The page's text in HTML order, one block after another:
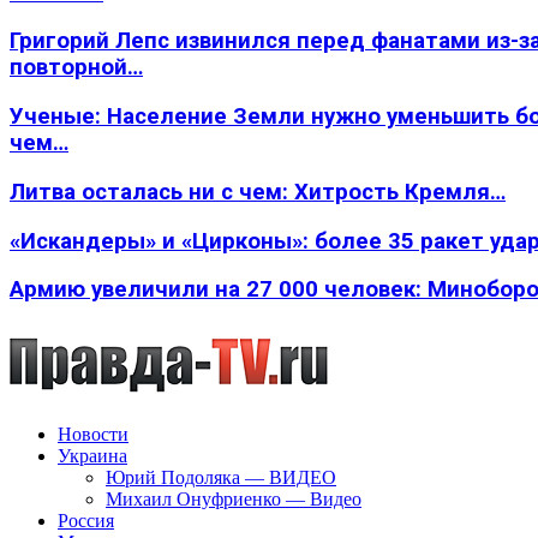
Григорий Лепс извинился перед фанатами из-
повторной…
Ученые: Население Земли нужно уменьшить
чем…
Литва осталась ни с чем: Хитрость Кремля…
«Искандеры» и «Цирконы»: более 35 ракет
Армию увеличили на 27 000 человек:
Новости
Украина
Юрий Подоляка — ВИДЕО
Михаил Онуфриенко — Видео
Россия